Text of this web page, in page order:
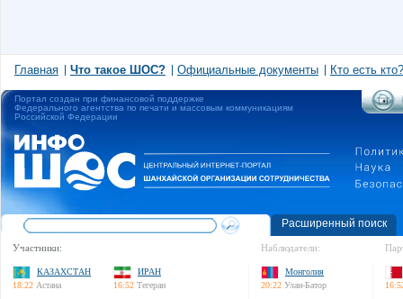
Главная Что такое ШОС? Официальные документы Кто есть кто?
Портал создан при финансовой поддержке
Федерального агентства по печати и массовым коммуникациям
Российской Федерации
Расширенный поиск
Участники:
КАЗАХСТАН
18:22 Астана
ИРАН
16:52 Тегеран
Наблюдатели:
Монголия
20:22 Улан-Батор